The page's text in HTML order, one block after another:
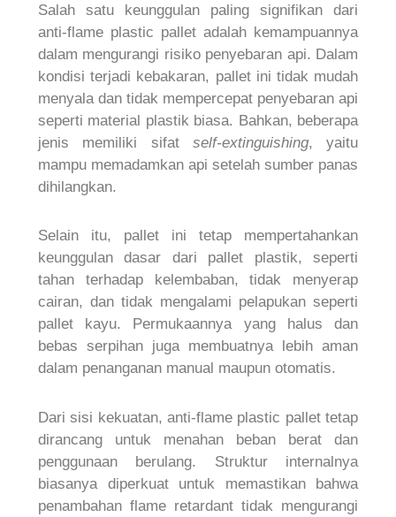
Salah satu keunggulan paling signifikan dari
anti-flame plastic pallet adalah kemampuannya
dalam mengurangi risiko penyebaran api. Dalam
kondisi terjadi kebakaran, pallet ini tidak mudah
menyala dan tidak mempercepat penyebaran api
seperti material plastik biasa. Bahkan, beberapa
jenis memiliki sifat self-extinguishing, yaitu
mampu memadamkan api setelah sumber panas
dihilangkan.
Selain itu, pallet ini tetap mempertahankan
keunggulan dasar dari pallet plastik, seperti
tahan terhadap kelembaban, tidak menyerap
cairan, dan tidak mengalami pelapukan seperti
pallet kayu. Permukaannya yang halus dan
bebas serpihan juga membuatnya lebih aman
dalam penanganan manual maupun otomatis.
Dari sisi kekuatan, anti-flame plastic pallet tetap
dirancang untuk menahan beban berat dan
penggunaan berulang. Struktur internalnya
biasanya diperkuat untuk memastikan bahwa
penambahan flame retardant tidak mengurangi